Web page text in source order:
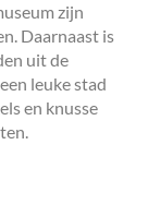
zijn
Daarnaast is
uit de
leuke stad
en knusse